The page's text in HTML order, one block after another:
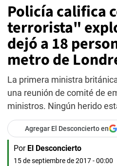
Policía califica
terrorista"
dejó a 18
metro de
La primera ministra
una reunión de comité de
ministros. Ningún herido
Agregar El Desconcierto en
Por El Desconcierto
15 de septiembre de 2017 - 00:00